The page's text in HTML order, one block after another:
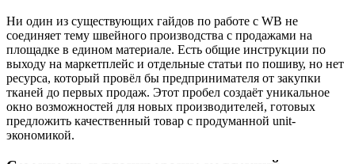
Ни один из существующих гайдов по работе с WB не
соединяет тему швейного производства с продажами на
площадке в едином материале. Есть общие инструкции по
выходу на маркетплейс и отдельные статьи по пошиву, но нет
ресурса, который провёл бы предпринимателя от закупки
тканей до первых продаж. Этот пробел создаёт уникальное
окно возможностей для новых производителей, готовых
предложить качественный товар с продуманной unit-
экономикой.